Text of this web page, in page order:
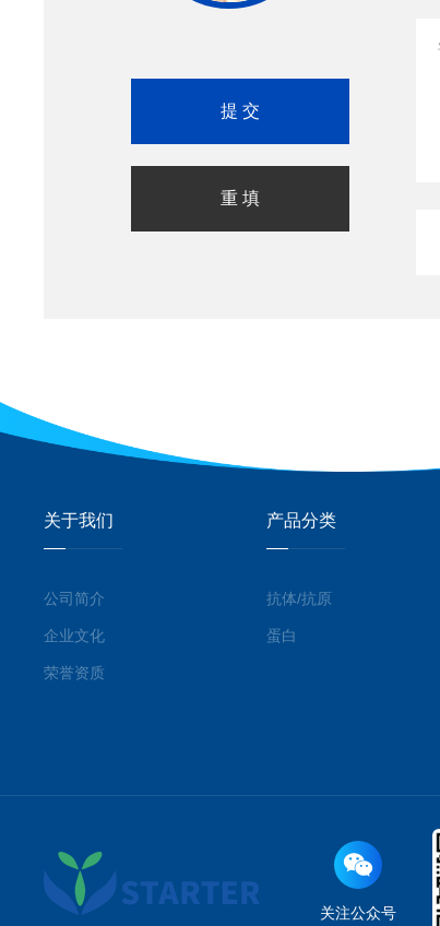
关于我们
公司简介
企业文化
荣誉资质
产品分类
抗体/抗原
蛋白
关注公众号